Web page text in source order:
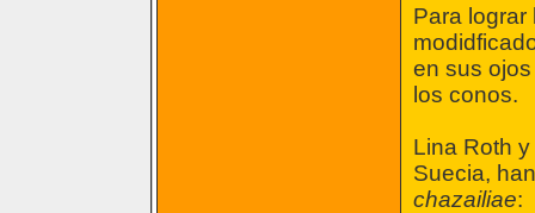
Para
en sus
los conos.
Lina Roth
Suecia,
chazailiae: